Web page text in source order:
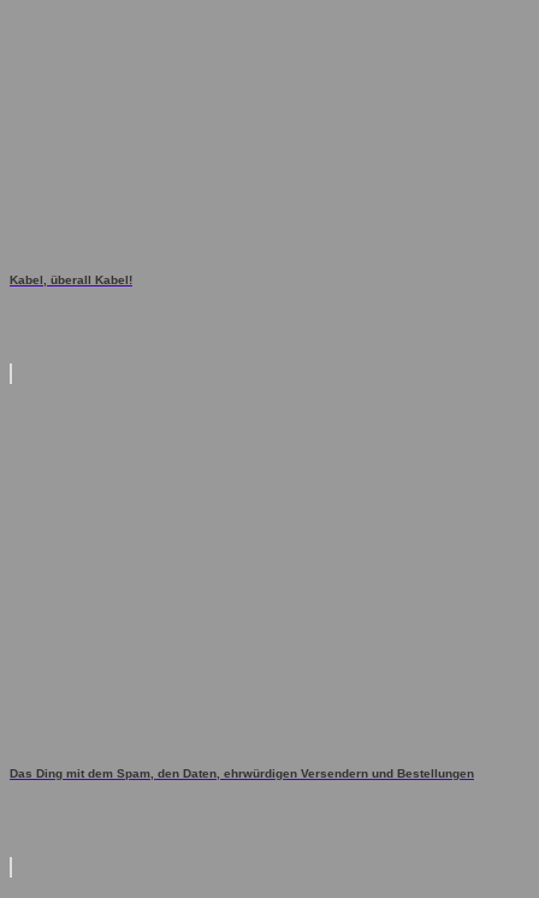
Kabel, überall Kabel!
Das Ding mit dem Spam, den Daten, ehrwürdigen Versendern und Bestellungen